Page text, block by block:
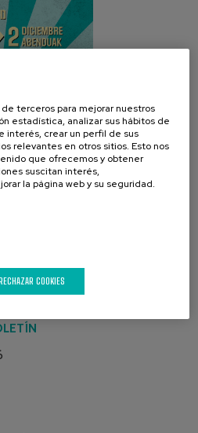
terceros para mejorar nuestros
estadística, analizar sus hábitos de
interés, crear un perfil de sus
relevantes en otros sitios. Esto nos
que ofrecemos y obtener
suscitan interés,
la página web y su seguridad.
COOKIES